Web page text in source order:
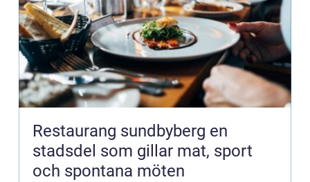
Restaurang sundbyberg en
stadsdel som gillar mat, sport
och spontana möten